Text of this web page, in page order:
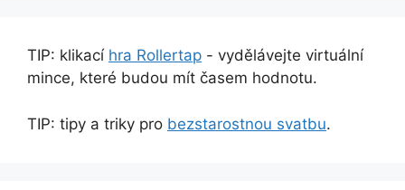
TIP: klikací hra Rollertap - vydělávejte virtuální
mince, které budou mít časem hodnotu.
TIP: tipy a triky pro bezstarostnou svatbu.